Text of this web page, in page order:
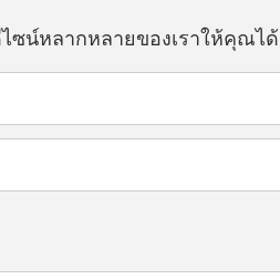
ซน์หลากหลายของเราให้คุณได้